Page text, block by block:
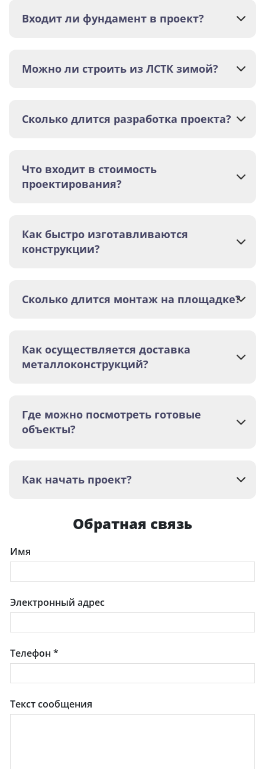
Входит ли фундамент в проект?
Можно ли строить из ЛСТК зимой?
Сколько длится разработка проекта?
Что входит в стоимость
проектирования?
Как быстро изготавливаются
конструкции?
Сколько длится монтаж на площадке?
Как осуществляется доставка
металлоконструкций?
Где можно посмотреть готовые
объекты?
Как начать проект?
Обратная связь
Имя
Электронный адрес
Телефон*
Текст сообщения